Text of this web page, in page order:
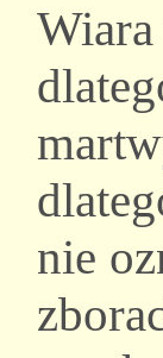
nie